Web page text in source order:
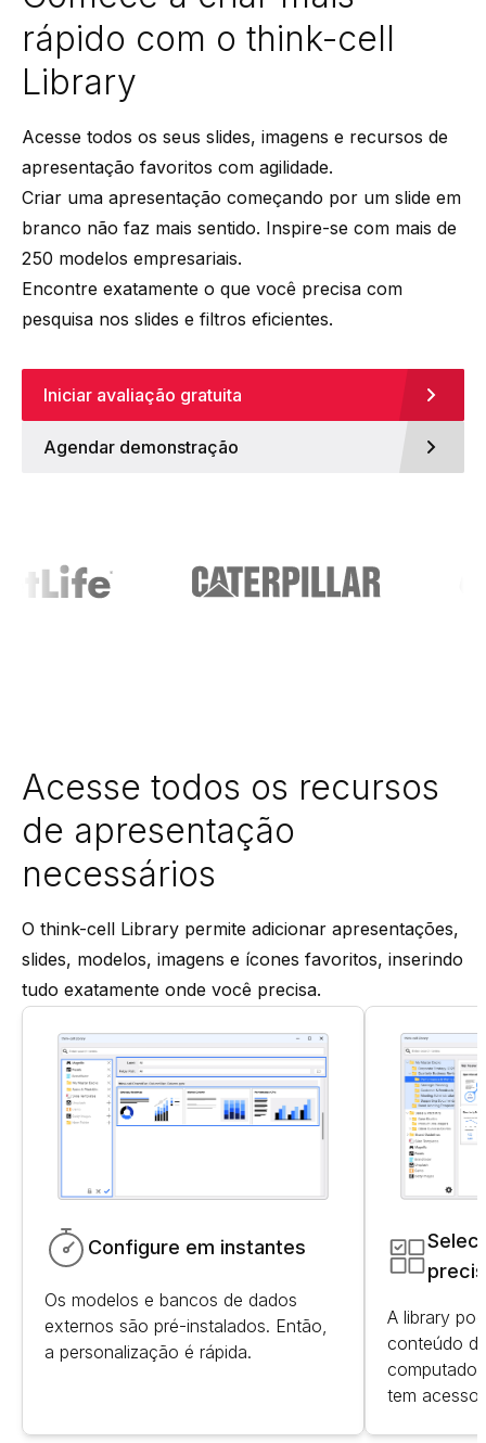
rápido com o think-cell
Library
Acesse todos os seus slides, imagens e recursos de
apresentação favoritos com agilidade.
Criar uma apresentação começando por um slide em
branco não faz mais sentido. Inspire-se com mais de
250 modelos empresariais.
Encontre exatamente o que você precisa com
pesquisa nos slides e filtros eficientes.
Iniciar avaliação gratuita
Agendar demonstração
Acesse todos os recursos
de apresentação
necessários
O think-cell Library permite adicionar apresentações,
slides, modelos, imagens e ícones favoritos, inserindo
tudo exatamente onde você precisa.
Configure em instantes
Os modelos e bancos de dados
externos são pré-instalados. Então,
a personalização é rápida.
A library
conteúdo
tem acesso.